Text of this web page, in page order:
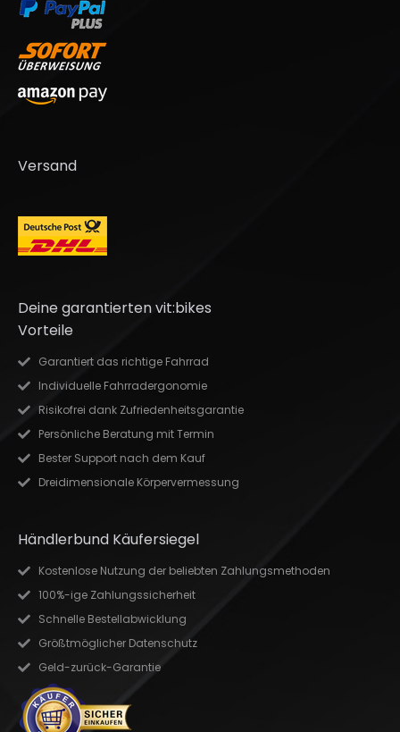
Versand
Deine garantierten vit:bikes
Vorteile
Garantiert das richtige Fahrrad
Individuelle Fahrradergonomie
Risikofrei dank Zufriedenheitsgarantie
Persönliche Beratung mit Termin
Bester Support nach dem Kauf
Dreidimensionale Körpervermessung
Händlerbund Käufersiegel
Kostenlose Nutzung der beliebten Zahlungsmethoden
100%-ige Zahlungssicherheit
Schnelle Bestellabwicklung
Größtmöglicher Datenschutz
Geld-zurück-Garantie